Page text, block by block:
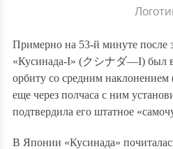
Примерно на 53-й минуте после
«Кусинада-I» (クシナダ—I) был
орбиту со средним наклонением
еще через полчаса с ним
подтвердила его штатное
В Японии «Кусинада»